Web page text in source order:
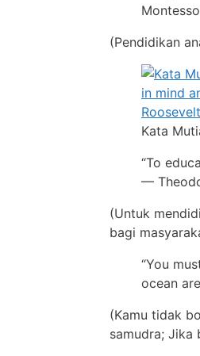
(Pendidikan
Kata
“To
—
(Untuk
bagi
“You
ocean
(Kamu tidak
samudra; Jika